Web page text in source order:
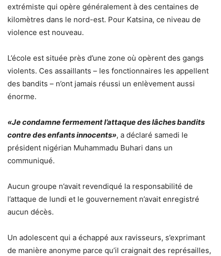
extrémiste qui opère généralement à des centaines de
kilomètres dans le nord-est. Pour Katsina, ce niveau de
violence est nouveau.
L’école est située près d’une zone où opèrent des gangs
violents. Ces assaillants – les fonctionnaires les appellent
des bandits – n’ont jamais réussi un enlèvement aussi
énorme.
«Je condamne fermement l’attaque des lâches bandits
contre des enfants innocents», a déclaré samedi le
président nigérian Muhammadu Buhari dans un
communiqué.
Aucun groupe n’avait revendiqué la responsabilité de
l’attaque de lundi et le gouvernement n’avait enregistré
aucun décès.
Un adolescent qui a échappé aux ravisseurs, s’exprimant
de manière anonyme parce qu’il craignait des représailles,